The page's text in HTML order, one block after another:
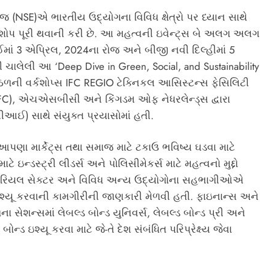
ભારતીય ઉદ્યોગના વિવિધ ક્ષેત્રો પર ધ્યાન સાથે
પૂરી થવાની કરી છે. આ મહત્વની ઇવેન્ટ્સ બે અલગ અલગ
3 એપ્રિલ, 2024ના રોજ અને બીજી નવી દિલ્હીમાં 5
આ ‘Deep Dive in Green, Social, and Sustainability
વર્કશોપ્સ IFC REGIO ટેક્નિકલ આસિસ્ટન્સ ફેસિલિટી
એચએસબીસી અને કિંગડમ ઓફ નેધરલેન્ડ્સ દ્વારા
સાથે સંયુક્ત પ્રયાસોમાં હતી.
માર્કેટ્સ તથા સમાજ માટે ટકાઉ ભવિષ્ય ઘડવા માટે
લીડર્સ અને પોલિસીમેકર્સ માટે મહત્વનો મુદ્દો
સેક્ટર અને વિવિધ અન્ય ઉદ્યોગોના સહભાગીઓએ
કામગીરીની જાણકારી મેળવી હતી. ફાઇનાન્સ અને
સેશન્સમાં લેબલ્ડ બોન્ડ યુનિવર્સ, લેબલ્ડ બોન્ડ પ્રી અને
ઇશ્યૂ કરવા માટે જે-તે દેશ સંબંધિત પરિપ્રેક્ષ્ય જેવા